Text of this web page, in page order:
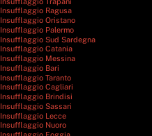
Insufflaggio Ragusa
Insufflaggio Oristano
Insufflaggio Palermo
Insufflaggio Sud Sardegna
Insufflaggio Catania
Insufflaggio Messina
Insufflaggio Bari
Insufflaggio Taranto
Insufflaggio Cagliari
Insufflaggio Brindisi
Insufflaggio Sassari
Insufflaggio Lecce
Insufflaggio Nuoro